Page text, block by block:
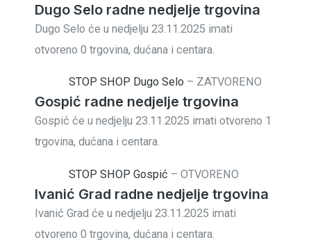
Dugo Selo radne nedjelje trgovina
Dugo Selo će u nedjelju 23.11.2025 imati
otvoreno 0 trgovina, dućana i centara.
STOP SHOP Dugo Selo – ZATVORENO
Gospić radne nedjelje trgovina
Gospić će u nedjelju 23.11.2025 imati otvoreno 1
trgovina, dućana i centara.
STOP SHOP Gospić –OTVORENO
Ivanić Grad radne nedjelje trgovina
Ivanić Grad će u nedjelju 23.11.2025 imati
otvoreno 0 trgovina, dućana i centara.